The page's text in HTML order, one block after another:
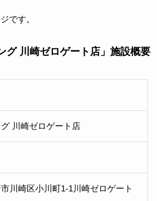
です。
グ 川崎ゼロゲート店」施設概要
川崎ゼロゲート店
川崎区小川町1-1川崎ゼロゲート